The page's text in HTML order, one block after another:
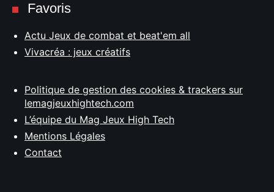
Favoris
Actu Jeux de combat et beat'em all
Vivacréa : jeux créatifs
Politique de gestion des cookies & trackers sur
lemagjeuxhightech.com
L’équipe du Mag Jeux High Tech
Mentions Légales
Contact